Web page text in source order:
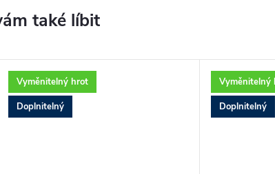
Vyměnitelný hrot
Doplnitelný
Vyměnitelný
Doplnitelný